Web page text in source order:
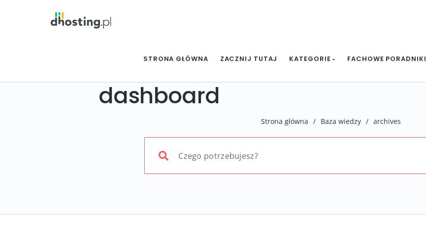
STRONA GŁÓWNA ZACZNIJ TUTAJ KATEGORIE FACHOWE PORADNIKI
dashboard
Strona główna / Baza wiedzy / archives